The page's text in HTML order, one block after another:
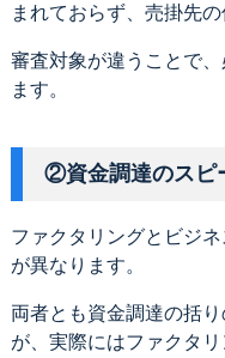
まれておらず、売掛先の
審査対象が違うことで
ます。
②資金調達のスピ
ファクタリングとビジ
が異なります。
両者とも資金調達の括
が、実際にはファクタ